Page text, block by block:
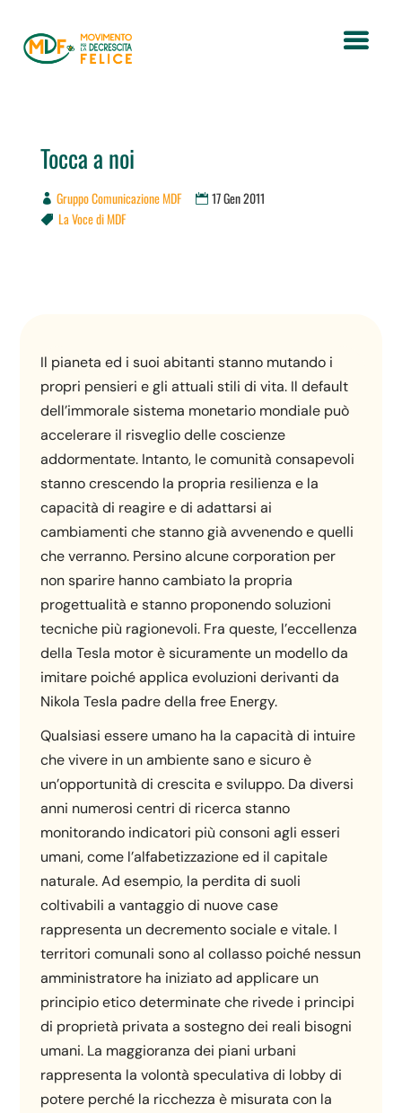
Tocca a noi
Gruppo Comunicazione MDF 17 Gen 2011
 La Voce di MDF
Il pianeta ed i suoi abitanti stanno mutando i
propri pensieri e gli attuali stili di vita. Il default
dell’immorale sistema monetario mondiale può
accelerare il risveglio delle coscienze
addormentate. Intanto, le comunità consapevoli
stanno crescendo la propria resilienza e la
capacità di reagire e di adattarsi ai
cambiamenti che stanno già avvenendo e quelli
che verranno. Persino alcune corporation per
non sparire hanno cambiato la propria
progettualità e stanno proponendo soluzioni
tecniche più ragionevoli. Fra queste, l’eccellenza
della Tesla motor è sicuramente un modello da
imitare poiché applica evoluzioni derivanti da
Nikola Tesla padre della free Energy.
Qualsiasi essere umano ha la capacità di intuire
che vivere in un ambiente sano e sicuro è
un’opportunità di crescita e sviluppo. Da diversi
anni numerosi centri di ricerca stanno
monitorando indicatori più consoni agli esseri
umani, come l’alfabetizzazione ed il capitale
naturale. Ad esempio, la perdita di suoli
coltivabili a vantaggio di nuove case
rappresenta un decremento sociale e vitale. I
territori comunali sono al collasso poiché nessun
amministratore ha iniziato ad applicare un
principio etico determinate che rivede i principi
di proprietà privata a sostegno dei reali bisogni
umani. La maggioranza dei piani urbani
rappresenta la volontà speculativa di lobby di
potere perché la ricchezza è misurata con la